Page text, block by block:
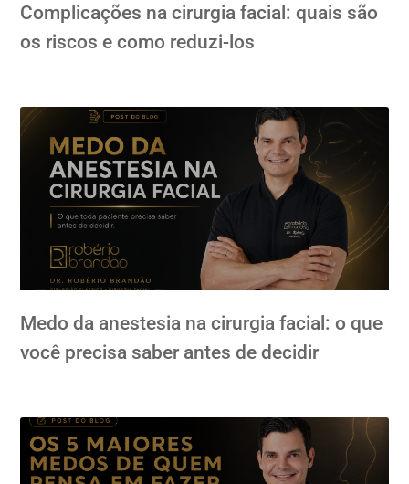
Complicações na cirurgia facial: quais são
os riscos e como reduzi-los
Medo da anestesia na cirurgia facial: o que
você precisa saber antes de decidir